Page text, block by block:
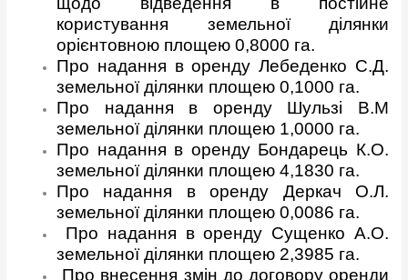
користування земельної ділянки
орієнтовною площею 0,8000 га.
Про надання в оренду Лебеденко С.Д.
земельної ділянки площею 0,1000 га.
Про надання в оренду Шульзі В.М
земельної ділянки площею 1,0000 га.
Про надання в оренду Бондарець К.О.
земельної ділянки площею 4,1830 га.
Про надання в оренду Деркач О.Л.
земельної ділянки площею0,0086 га.
Про надання в оренду Сущенко А.О.
земельної ділянки площею 2,3985 га.
Про внесення змін до договору оренди